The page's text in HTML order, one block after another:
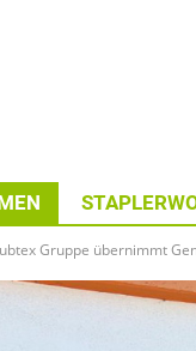
Gruppe übernimmt